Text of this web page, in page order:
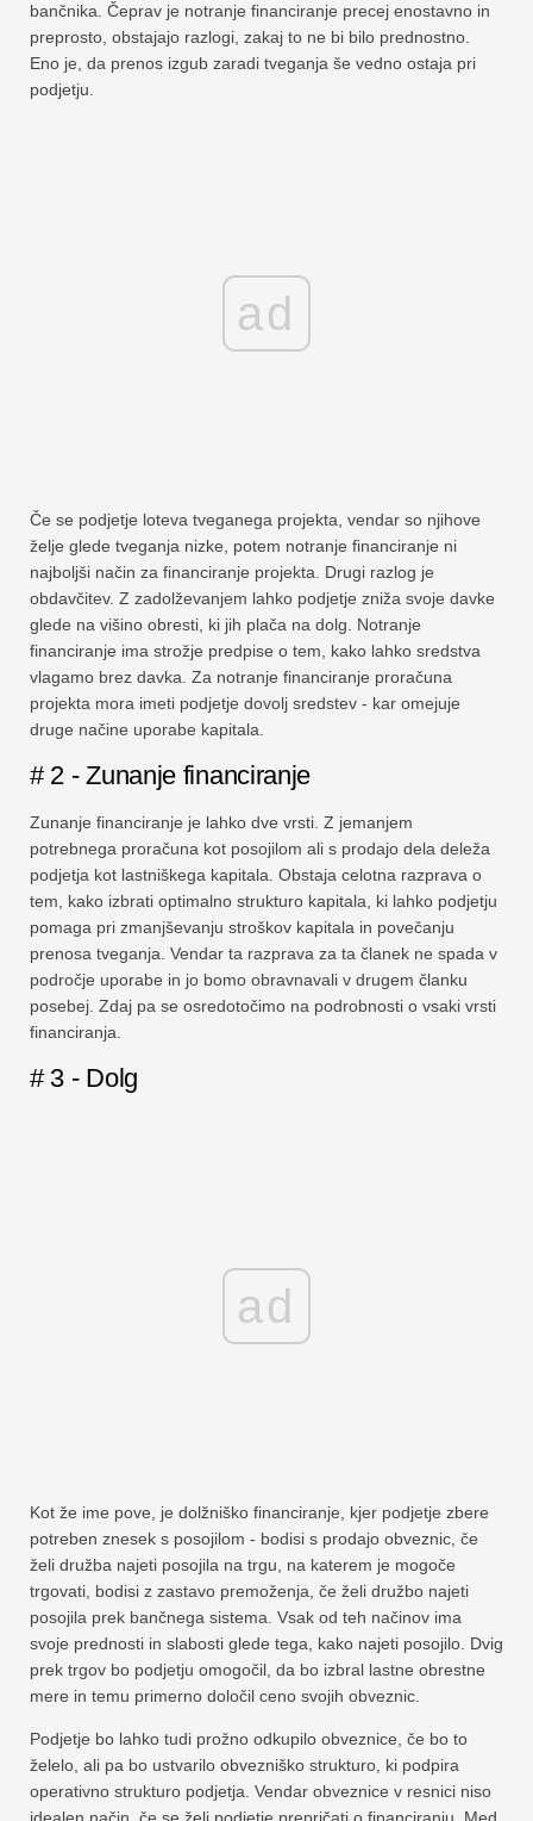
bančnika. Čeprav je notranje financiranje precej enostavno in
preprosto, obstajajo razlogi, zakaj to ne bi bilo prednostno.
Eno je, da prenos izgub zaradi tveganja še vedno ostaja pri
podjetju.
ad
Če se podjetje loteva tveganega projekta, vendar so njihove
želje glede tveganja nizke, potem notranje financiranje ni
najboljši način za financiranje projekta. Drugi razlog je
obdavčitev. Z zadolževanjem lahko podjetje zniža svoje davke
glede na višino obresti, ki jih plača na dolg. Notranje
financiranje ima strožje predpise o tem, kako lahko sredstva
vlagamo brez davka. Za notranje financiranje proračuna
projekta mora imeti podjetje dovolj sredstev - kar omejuje
druge načine uporabe kapitala.
# 2 - Zunanje financiranje
Zunanje financiranje je lahko dve vrsti. Z jemanjem
potrebnega proračuna kot posojilom ali s prodajo dela deleža
podjetja kot lastniškega kapitala. Obstaja celotna razprava o
tem, kako izbrati optimalno strukturo kapitala, ki lahko podjetju
pomaga pri zmanjševanju stroškov kapitala in povečanju
prenosa tveganja. Vendar ta razprava za ta članek ne spada v
področje uporabe in jo bomo obravnavali v drugem članku
posebej. Zdaj pa se osredotočimo na podrobnosti o vsaki vrsti
financiranja.
# 3 - Dolg
ad
Kot že ime pove, je dolžniško financiranje, kjer podjetje zbere
potreben znesek s posojilom - bodisi s prodajo obveznic, če
želi družba najeti posojila na trgu, na katerem je mogoče
trgovati, bodisi z zastavo premoženja, če želi družbo najeti
posojila prek bančnega sistema. Vsak od teh načinov ima
svoje prednosti in slabosti glede tega, kako najeti posojilo. Dvig
prek trgov bo podjetju omogočil, da bo izbral lastne obrestne
mere in temu primerno določil ceno svojih obveznic.
Podjetje bo lahko tudi prožno odkupilo obveznice, če bo to
želelo, ali pa bo ustvarilo obvezniško strukturo, ki podpira
operativno strukturo podjetja. Vendar obveznice v resnici niso